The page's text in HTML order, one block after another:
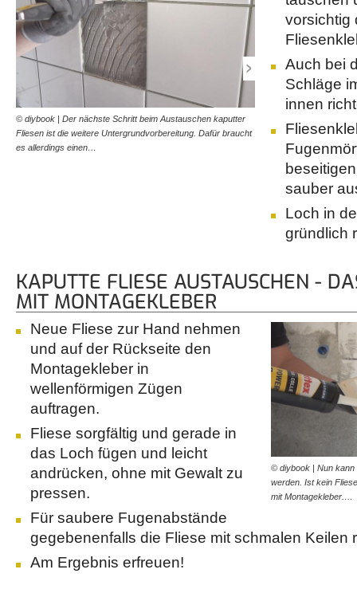
© diybook | Der nächste Schritt beim Austauschen kaputter
Fliesen ist die weitere Untergrundvorbereitung. Dafür braucht
es allerdings einen…
Reste des alten
vorsichtig
Auch bei
Schläge
innen
sauber
Loch in
gründlich
KAPUTTE FLIESE AUSTAUSCHEN -
MIT MONTAGEKLEBER
© diybook | Nun kann
werden. Ist kein
mit Montagekleber.…
Neue Fliese zur Hand nehmen
und auf der Rückseite den
Montagekleber in
wellenförmigen Zügen
auftragen.
Fliese sorgfältig und gerade in
das Loch fügen und leicht
andrücken, ohne mit Gewalt zu
pressen.
Für saubere Fugenabstände
gegebenenfalls die Fliese mit schmalen Keilen
Am Ergebnis erfreuen!